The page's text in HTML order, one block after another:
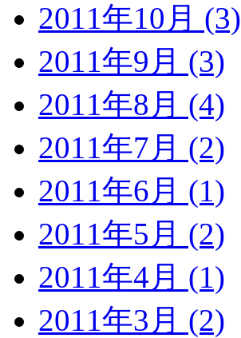
2011年10月 (3)
2011年9月 (3)
2011年8月 (4)
2011年7月 (2)
2011年6月 (1)
2011年5月 (2)
2011年4月 (1)
2011年3月 (2)